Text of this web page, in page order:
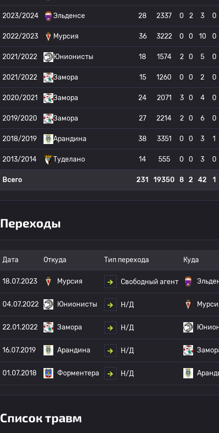
2023/2024 Эльденсе 28 2337 0 2 3 0
2022/2023 Мурсия 36 3222 0 0 10 0
2021/2022 Юнионисты 18 1574 2 0 5 0
2021/2022 Замора 15 1260 0 0 2 0
2020/2021 Замора 24 2071 3 0 4 0
2019/2020 Замора 27 2214 2 0 6 0
2018/2019 Арандина 38 3351 0 0 3 1
2013/2014 Туделано 14 555 0 0 3 0
Всего 231 19350 8 2 42 1
Переходы
Дата Откуда Тип перехода Куда
18.07.2023 Мурсия Свободный агент
04.07.2022 Юнионисты Н/Д
22.01.2022 Замора Н/Д
16.07.2019 Арандина Н/Д
01.07.2018 Форментера Н/Д
Список травм